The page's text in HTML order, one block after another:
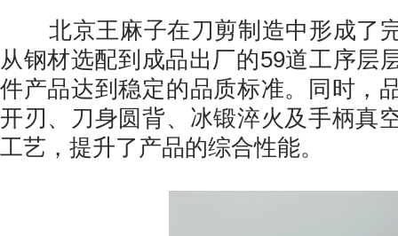
北京王麻子在刀剪制造中形成了
从钢材选配到成品出厂的59道工序层
件产品达到稳定的品质标准。同时，
开刃、刀身圆背、冰锻淬火及手柄真
工艺，提升了产品的综合性能。